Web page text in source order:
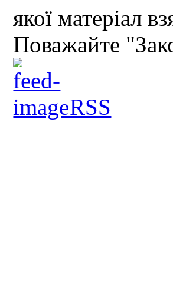
якої матеріал
Поважайте
RSS